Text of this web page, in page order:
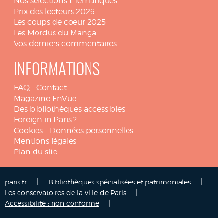
Prix des lecteurs 2026
Les coups de coeur 2025
Les Mordus du Manga
Vos derniers commentaires
INFORMATIONS
FAQ - Contact
Magazine EnVue
Des bibliothèques accessibles
Foreign in Paris ?
Cookies - Données personnelles
Mentions légales
Plan du site
paris.fr Bibliothèques spécialisées et patrimoniales
Les conservatoires de la ville de Paris
Accessibilité : non conforme